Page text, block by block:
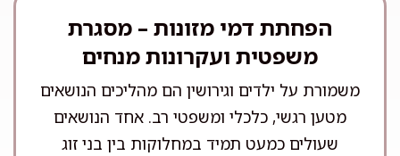
הפחתת דמי מזונות – מסגרת
משפטית ועקרונות מנחים
משמורת על ילדים וגירושין הם מהליכים הנושאים
מטען רגשי, כלכלי ומשפטי רב. אחד הנושאים
שעולים כמעט תמיד במחלוקות בין בני זוג